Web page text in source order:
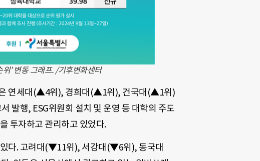
’ 변동 그래프. /기후변화센터
은 연세대(▲4위), 경희대(▲1위), 건국대(▲1위)
발행, ESG위원회 설치 및 운영 등 대학의 주도
투자하고 관리하고 있었다.
다. 고려대(▼11위), 서강대(▼6위), 동국대